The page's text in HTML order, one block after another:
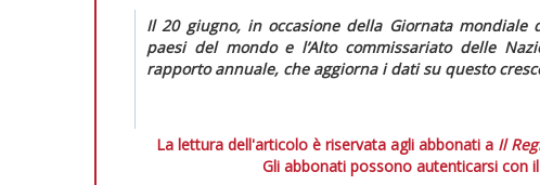
Il 20 giugno, in occasione della Giornata
paesi del mondo e l’Alto commissariato delle
rapporto annuale, che aggiorna i dati su questo
La lettura dell'articolo è riservata agli abbonati a Il
Gli abbonati possono autenticarsi con